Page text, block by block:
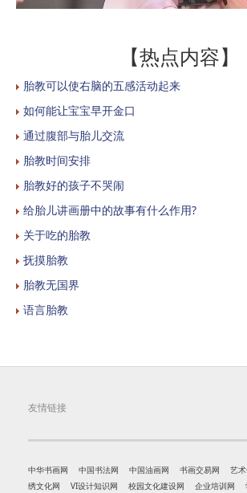
【热点内容】
胎教可以使右脑的五感活动起来
如何能让宝宝早开金口
通过腹部与胎儿交流
胎教时间安排
胎教好的孩子不哭闹
给胎儿讲画册中的故事有什么作用?
关于吃的胎教
抚摸胎教
胎教无国界
语言胎教
友情链接
中华书画网 中国书法网 中国油画网 书画交易网 艺
绣文化网
VI设计知识网 校园文化建设网 企业培训网